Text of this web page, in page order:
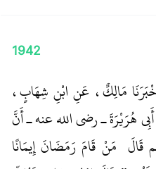
1942
مَالِكٌ، عَنِ ابْنِ شِهَابٍ،
هُرَيْرَةَ ـ رضى الله عنه ـ أَنَّ
قَالَ ‏ مَنْ قَامَ رَمَضَانَ إِيمَانًا